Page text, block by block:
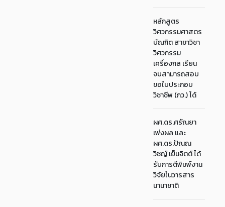
หลักสูตร
วิศวกรรมศาสตร
บัณฑิต สาขาวิชา
วิศวกรรม
เครื่องกล เรียน
จบสามารถสอบ
ขอใบประกอบ
วิชาชีพ (กว.) ได้
ผศ.ดร.ศรัณยา
เพ่งผล และ
ผศ.ดร.ปัณณ
วิชญ์ เย็นจิตต์ ได้
รับการตีพิมพ์งาน
วิจัยในวารสาร
นานาชาติ